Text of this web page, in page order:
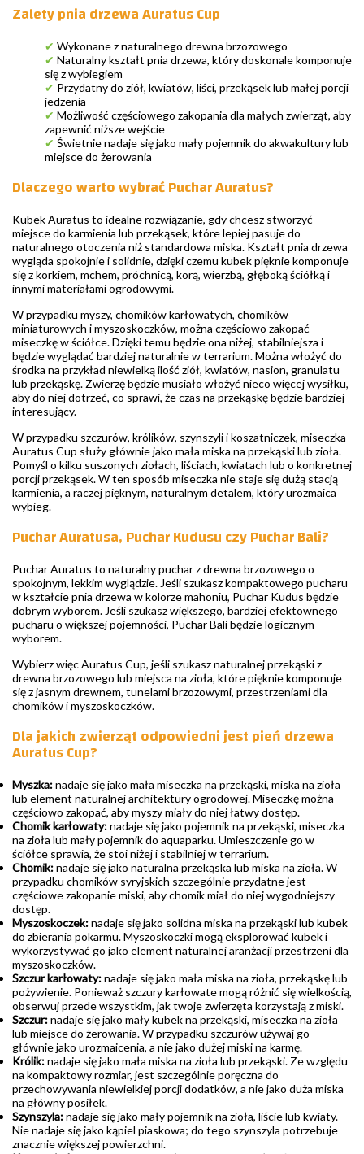
Zalety pnia drzewa Auratus Cup
✔ Wykonane z naturalnego drewna brzozowego
✔ Naturalny kształt pnia drzewa, który doskonale komponuje
się z wybiegiem
✔ Przydatny do ziół, kwiatów, liści, przekąsek lub małej porcji
jedzenia
✔ Możliwość częściowego zakopania dla małych zwierząt, aby
zapewnić niższe wejście
✔ Świetnie nadaje się jako mały pojemnik do akwakultury lub
miejsce do żerowania
Dlaczego warto wybrać Puchar Auratus?
Kubek Auratus to idealne rozwiązanie, gdy chcesz stworzyć
miejsce do karmienia lub przekąsek, które lepiej pasuje do
naturalnego otoczenia niż standardowa miska. Kształt pnia drzewa
wygląda spokojnie i solidnie, dzięki czemu kubek pięknie komponuje
się z korkiem, mchem, próchnicą, korą, wierzbą, głęboką ściółką i
innymi materiałami ogrodowymi.
W przypadku myszy, chomików karłowatych, chomików
miniaturowych i myszoskoczków, można częściowo zakopać
miseczkę w ściółce. Dzięki temu będzie ona niżej, stabilniejsza i
będzie wyglądać bardziej naturalnie w terrarium. Można włożyć do
środka na przykład niewielką ilość ziół, kwiatów, nasion, granulatu
lub przekąskę. Zwierzę będzie musiało włożyć nieco więcej wysiłku,
aby do niej dotrzeć, co sprawi, że czas na przekąskę będzie bardziej
interesujący.
W przypadku szczurów, królików, szynszyli i koszatniczek, miseczka
Auratus Cup służy głównie jako mała miska na przekąski lub zioła.
Pomyśl o kilku suszonych ziołach, liściach, kwiatach lub o konkretnej
porcji przekąsek. W ten sposób miseczka nie staje się dużą stacją
karmienia, a raczej pięknym, naturalnym detalem, który urozmaica
wybieg.
Puchar Auratusa, Puchar Kudusu czy Puchar Bali?
Puchar Auratus to naturalny puchar z drewna brzozowego o
spokojnym, lekkim wyglądzie. Jeśli szukasz kompaktowego pucharu
w kształcie pnia drzewa w kolorze mahoniu, Puchar Kudus będzie
dobrym wyborem. Jeśli szukasz większego, bardziej efektownego
pucharu o większej pojemności, Puchar Bali będzie logicznym
wyborem.
Wybierz więc Auratus Cup, jeśli szukasz naturalnej przekąski z
drewna brzozowego lub miejsca na zioła, które pięknie komponuje
się z jasnym drewnem, tunelami brzozowymi, przestrzeniami dla
chomików i myszoskoczków.
Dla jakich zwierząt odpowiedni jest pień drzewa
Auratus Cup?
Myszka:nadaje się jako mała miseczka na przekąski, miska na zioła
lub element naturalnej architektury ogrodowej. Miseczkę można
częściowo zakopać, aby myszy miały do niej łatwy dostęp.
Chomik karłowaty:nadaje się jako pojemnik na przekąski, miseczka
na zioła lub mały pojemnik do aquaparku. Umieszczenie go w
ściółce sprawia, że stoi niżej i stabilniej w terrarium.
Chomik:nadaje się jako naturalna przekąska lub miska na zioła. W
przypadku chomików syryjskich szczególnie przydatne jest
częściowe zakopanie miski, aby chomik miał do niej wygodniejszy
dostęp.
Myszoskoczek:nadaje się jako solidna miska na przekąski lub kubek
do zbierania pokarmu. Myszoskoczki mogą eksplorować kubek i
wykorzystywać go jako element naturalnej aranżacji przestrzeni dla
myszoskoczków.
Szczur karłowaty:nadaje się jako mała miska na zioła, przekąskę lub
pożywienie. Ponieważ szczury karłowate mogą różnić się wielkością,
obserwuj przede wszystkim, jak twoje zwierzęta korzystają z miski.
Szczur:nadaje się jako mały kubek na przekąski, miseczka na zioła
lub miejsce do żerowania. W przypadku szczurów używaj go
głównie jako urozmaicenia, a nie jako dużej miski na karmę.
Królik:nadaje się jako mała miska na zioła lub przekąski. Ze względu
na kompaktowy rozmiar, jest szczególnie poręczna do
przechowywania niewielkiej porcji dodatków, a nie jako duża miska
na główny posiłek.
Szynszyla:nadaje się jako mały pojemnik na zioła, liście lub kwiaty.
Nie nadaje się jako kąpiel piaskowa; do tego szynszyla potrzebuje
znacznie większej powierzchni.